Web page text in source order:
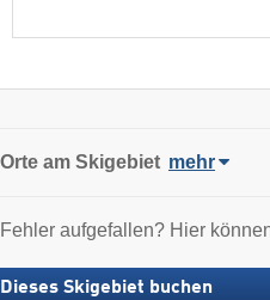
Orte am Skigebiet mehr
Fehler aufgefallen? Hier
Dieses Skigebiet buchen